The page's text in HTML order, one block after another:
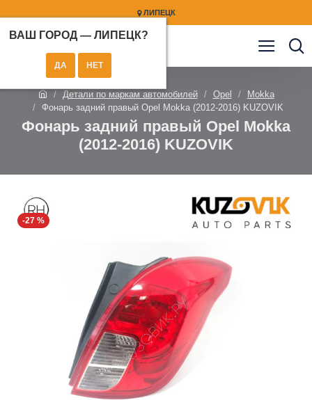
ЛИПЕЦК
ВАШ ГОРОД — ЛИПЕЦК?
Детали по маркам автомобилей Opel
Mokka
Фонарь задний правый Opel Mokka (2012-2016) KUZOVIK
Фонарь задний правый Opel Mokka
(2012-2016) KUZOVIK
-27 %